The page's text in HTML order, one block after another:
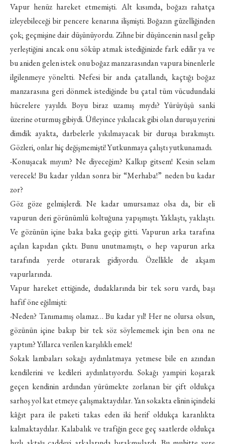
Vapur henüz hareket etmemişti. Alt kısımda, boğazı rahatça
izleyebileceği bir pencere kenarına ilişmişti. Boğazın güzelliğinden
çok; geçmişine dair düşünüyordu. Zihne bir düşüncenin nasıl gelip
yerleştiğini ancak onu söküp atmak istediğinizde fark edilir ya ve
bu aniden gelen istek onu boğaz manzarasından vapura binenlerle
ilgilenmeye yöneltti. Nefesi bir anda çatallandı, kaçtığı boğaz
manzarasına geri dönmek istediğinde bu çatal tüm vücudundaki
hücrelere yayıldı. Boyu biraz uzamış mıydı? Yürüyüşü sanki
üzerine oturmuş gibiydi. Üfleyince yıkılacak gibi olan duruşu yerini
dimdik ayakta, darbelerle yıkılmayacak bir duruşa bırakmıştı.
Gözleri, onlar hiç değişmemişti! Yutkunmaya çalıştı yutkunamadı.
-Konuşacak mıyım? Ne diyeceğim? Kalkıp gitsem! Kesin selam
verecek! Bu kadar yıldan sonra bir “Merhaba!” neden bu kadar
zor?
Göz göze gelmişlerdi. Ne kadar umursamaz olsa da, bir eli
vapurun deri görünümlü koltuğuna yapışmıştı. Yaklaştı, yaklaştı.
Ve gözünün içine baka baka geçip gitti. Vapurun arka tarafına
açılan kapıdan çıktı. Bunu unutmamıştı, o hep vapurun arka
tarafında yerde oturarak gidiyordu. Özellikle de akşam
vapurlarında.
Vapur hareket ettiğinde, dudaklarında bir tek soru vardı, başı
hafif öne eğilmişti:
-Neden? Tanımamış olamaz… Bu kadar yıl! Her ne olursa olsun,
gözünün içine bakıp bir tek söz söylememek için ben ona ne
yaptım? Yıllarca verilen karşılıklı emek!
Sokak lambaları sokağı aydınlatmaya yetmese bile en azından
kendilerini ve kedileri aydınlatıyordu. Sokağı yampiri koşarak
geçen kendinin ardından yürümekte zorlanan bir çift oldukça
sarhoş yol kat etmeye çalışmaktaydılar. Yan sokakta elinin içindeki
kâğıt para ile paketi takas eden iki herif oldukça karanlıkta
kalmaktaydılar. Kalabalık ve trafiğin gece geç saatlerde oldukça